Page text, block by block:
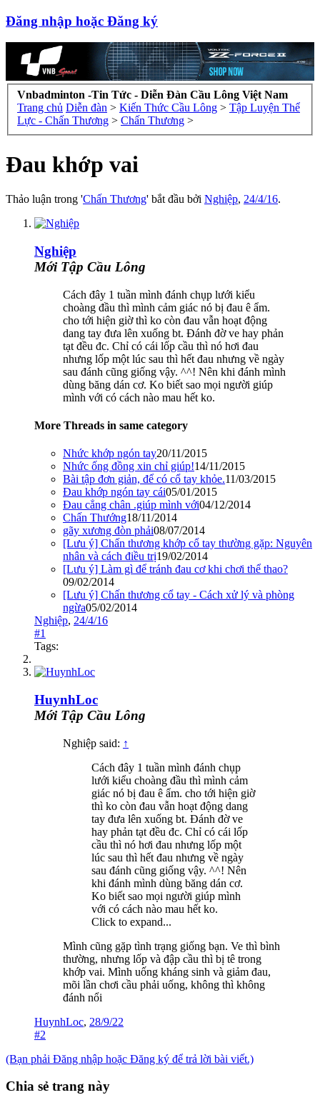
Đăng nhập hoặc Đăng ký
Vnbadminton -Tin Tức - Diễn Đàn Cầu Lông Việt Nam
Trang chủ Diễn đàn > Kiến Thức Cầu Lông > Tập Luyện Thể
Lực - Chấn Thương > Chấn Thương >
Đau khớp vai
Thảo luận trong 'Chấn Thương' bắt đầu bởi Nghiệp, 24/4/16.
Nghiệp
Mới Tập Cầu Lông
Cách đây 1 tuần mình đánh chụp lưới kiểu
choàng đầu thì mình cảm giác nó bị đau ê ẩm.
cho tới hiện giờ thì ko còn đau vẫn hoạt động
dang tay đưa lên xuống bt. Đánh đờ ve hay phản
tạt đều đc. Chỉ có cái lốp cầu thì nó hơi đau
nhưng lốp một lúc sau thì hết đau nhưng về ngày
sau đánh cũng giống vậy. ^^! Nên khi đánh mình
dùng băng dán cơ. Ko biết sao mọi người giúp
mình với có cách nào mau hết ko.
More Threads in same category
Nhức khớp ngón tay20/11/2015
Nhức ống đồng xin chỉ giúp!14/11/2015
Bài tập đơn giản, để có cổ tay khỏe.11/03/2015
Đau khớp ngón tay cái05/01/2015
Đau cẳng chân .giúp mình với04/12/2014
Chấn Thướng18/11/2014
gãy xương đòn phải08/07/2014
[Lưu ý] Chấn thương khớp cổ tay thường gặp: Nguyên
nhân và cách điều trị19/02/2014
[Lưu ý] Làm gì để tránh đau cơ khi chơi thể thao?
09/02/2014
[Lưu ý] Chấn thương cổ tay - Cách xử lý và phòng
ngừa05/02/2014
Nghiệp, 24/4/16
#1
Tags:
HuynhLoc
Mới Tập Cầu Lông
Nghiệp said: ↑
Cách đây 1 tuần mình đánh chụp
lưới kiểu choàng đầu thì mình cảm
giác nó bị đau ê ẩm. cho tới hiện giờ
thì ko còn đau vẫn hoạt động dang
tay đưa lên xuống bt. Đánh đờ ve
hay phản tạt đều đc. Chỉ có cái lốp
cầu thì nó hơi đau nhưng lốp một
lúc sau thì hết đau nhưng về ngày
sau đánh cũng giống vậy. ^^! Nên
khi đánh mình dùng băng dán cơ.
Ko biết sao mọi người giúp mình
với có cách nào mau hết ko.
Click to expand...
Mình cũng gặp tình trạng giống bạn. Ve thì bình
thường, nhưng lốp và đập cầu thì bị tê trong
khớp vai. Mình uống kháng sinh và giảm đau,
mõi lần chơi cầu phải uống, không thì không
đánh nổi
HuynhLoc, 28/9/22
#2
(Bạn phải Đăng nhập hoặc Đăng ký để trả lời bài viết.)
Chia sẻ trang này